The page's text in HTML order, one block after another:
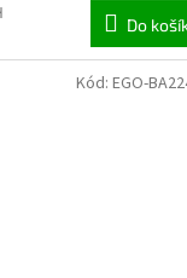
Do
Kód: EGO-